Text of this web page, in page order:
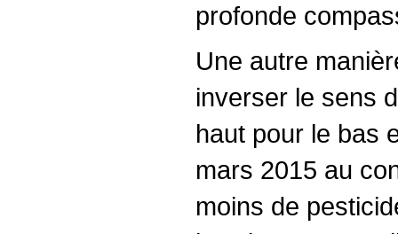
profonde
Une autre
inverser le sens
haut pour le bas
mars 2015 au
moins de